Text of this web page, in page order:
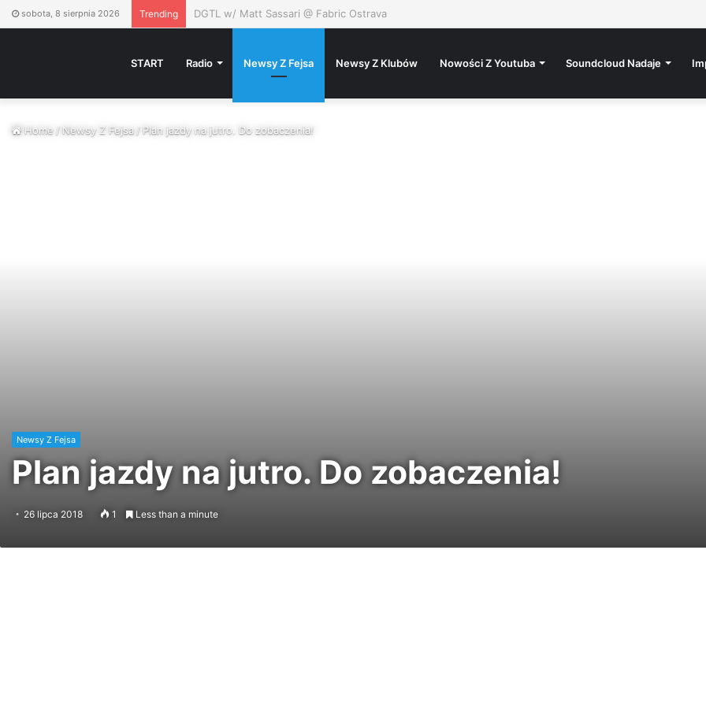
sobota, 8 sierpnia 2026 Trending Zuziula, młody dymas – 3MAM
START Radio Newsy Z Fejsa Newsy Z Klubów Nowości Z Youtuba Soundcloud Nadaje
Home/Newsy Z Fejsa/Plan jazdy na jutro. Do zobaczenia!
Newsy Z Fejsa
Plan jazdy na jutro. Do zobaczenia!
26 lipca 2018 1 Less than a minute